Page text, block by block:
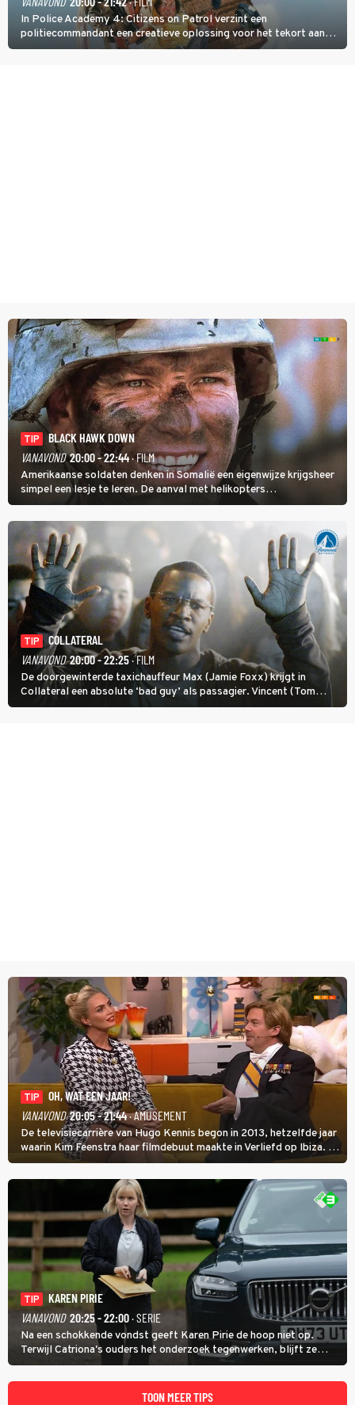
In Police Academy 4: Citizens on Patrol verzint een
politiecommandant een creatieve oplossing voor het tekort aan
agenten.
TIP
BLACK HAWK DOWN
VANAVOND 20:00 - 22:44· FILM
Amerikaanse soldaten denken in Somalië een eigenwijze krijgsheer
simpel een lesje te leren. De aanval met helikopters
verloopt in Black Hawk down dramatisch.
TIP
COLLATERAL
VANAVOND 20:00 - 22:25· FILM
De doorgewinterde taxichauffeur Max (Jamie Foxx) krijgt in
Collateral een absolute ‘bad guy’ als passagier. Vincent (Tom
Cruise) heeft hem nodig om hem de stad door te loodsen om een
TIP
OH, WAT EEN JAAR!
VANAVOND 20:05 - 21:44· AMUSEMENT
De televisiecarrière van Hugo Kennis begon in 2013, hetzelfde jaar
waarin Kim Feenstra haar filmdebuut maakte in Verliefd op Ibiza. In
Oh, Wat een Jaar! wordt duidelijk wat ze nog meer weten van het
jaar waarin ze allebei eindtwintigers waren.
TIP
KAREN PIRIE
VANAVOND 20:25 - 22:00· SERIE
Na een schokkende vondst geeft Karen Pirie de hoop niet op.
Terwijl Catriona's ouders het onderzoek tegenwerken, blijft ze
speuren naar Adam. In deze slotaflevering van Karen Pirie leidt het
spoor via Frankrijk en Italië naar Malta.
TOON MEER TIPS